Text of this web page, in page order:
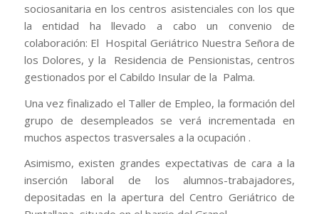
sociosanitaria en los centros asistenciales con los que
la entidad ha llevado a cabo un convenio de
colaboración: El Hospital Geriátrico Nuestra Señora de
los Dolores, y la Residencia de Pensionistas, centros
gestionados por el Cabildo Insular de la Palma.
Una vez finalizado el Taller de Empleo, la formación del
grupo de desempleados se verá incrementada en
muchos aspectos trasversales a la ocupación .
Asimismo, existen grandes expectativas de cara a la
inserción laboral de los alumnos-trabajadores,
depositadas en la apertura del Centro Geriátrico de